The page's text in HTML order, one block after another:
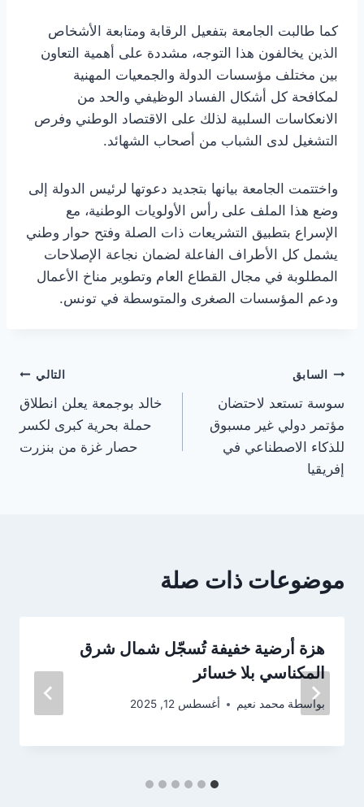
كما طالبت الجامعة بتفعيل الرقابة ومتابعة الأشخاص
الذين يخالفون هذا التوجه، مشددة على أهمية التعاون
بين مختلف مؤسسات الدولة والجمعيات المهنية
لمكافحة كل أشكال الفساد الوظيفي والحد من
الانعكاسات السلبية لذلك على الاقتصاد الوطني وفرص
التشغيل لدى الشباب من أصحاب الشهائد.
واختتمت الجامعة بيانها بتجديد دعوتها لرئيس الدولة إلى
وضع هذا الملف على رأس الأولويات الوطنية، مع
الإسراع بتطبيق التشريعات ذات الصلة وفتح حوار وطني
يشمل كل الأطراف الفاعلة لضمان نجاعة الإصلاحات
المطلوبة في مجال القطاع العام وتطوير مناخ الأعمال
ودعم المؤسسات الصغرى والمتوسطة في تونس.
تصفّح
المقالات
السابق
سوسة تستعد لاحتضان
مؤتمر دولي غير مسبوق
للذكاء الاصطناعي في
إفريقيا
التالي
خالد بوجمعة يعلن انطلاق
حملة بحرية كبرى لكسر
حصار غزة من بنزرت
موضوعات ذات صلة
هزة أرضية خفيفة تُسجّل شمال شرق
المكناسي بلا خسائر
بواسطة محمد نعيم أغسطس 12, 2025